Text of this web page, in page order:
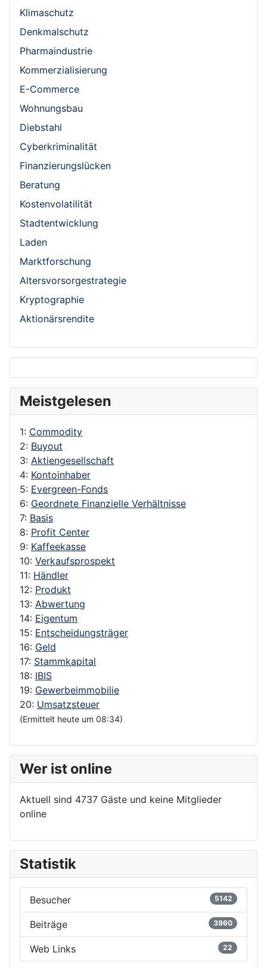
Klimaschutz
Denkmalschutz
Pharmaindustrie
Kommerzialisierung
E-Commerce
Wohnungsbau
Diebstahl
Cyberkriminalität
Finanzierungslücken
Beratung
Kostenvolatilität
Stadtentwicklung
Laden
Marktforschung
Altersvorsorgestrategie
Kryptographie
Aktionärsrendite
Meistgelesen
1: Commodity
2: Buyout
3: Aktiengesellschaft
4: Kontoinhaber
5: Evergreen-Fonds
6: Geordnete Finanzielle Verhältnisse
7: Basis
8: Profit Center
9: Kaffeekasse
10: Verkaufsprospekt
11: Händler
12: Produkt
13: Abwertung
14: Eigentum
15: Entscheidungsträger
16: Geld
17: Stammkapital
18: IBIS
19: Gewerbeimmobilie
20: Umsatzsteuer
(Ermittelt heute um 08:34)
Wer ist online
Aktuell sind 4737 Gäste und keine Mitglieder
online
Statistik
Besucher 5142
Beiträge 3960
Web Links 22